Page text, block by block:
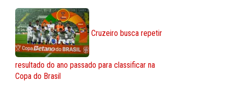
Cruzeiro busca repetir
resultado do ano passado para classificar na
Copa do Brasil